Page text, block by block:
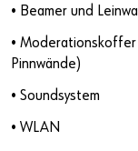
• Beamer und
•
Pinnwände)
• Soundsystem
• WLAN